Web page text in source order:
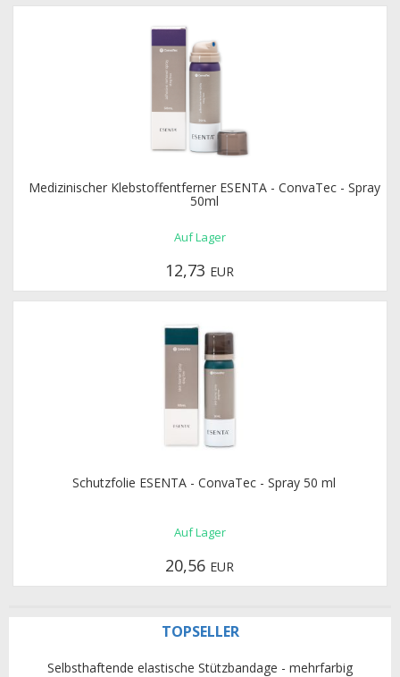
Medizinischer Klebstoffentferner ESENTA - ConvaTec - Spray
50ml
Auf Lager
12,73 EUR
Schutzfolie ESENTA - ConvaTec - Spray 50 ml
Auf Lager
20,56 EUR
TOPSELLER
Selbsthaftende elastische Stützbandage - mehrfarbig